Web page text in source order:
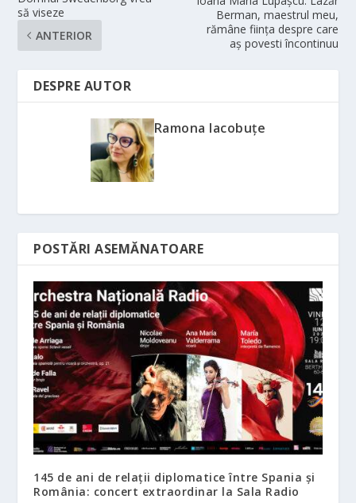
să viseze
ANTERIOR
Berman, maestrul meu,
rămâne fiinţa despre care
aş povesti încontinuu
DESPRE AUTOR
Ramona Iacobuțe
POSTĂRI ASEMĂNATOARE
145 de ani de relații diplomatice între Spania și
România: concert extraordinar la Sala Radio